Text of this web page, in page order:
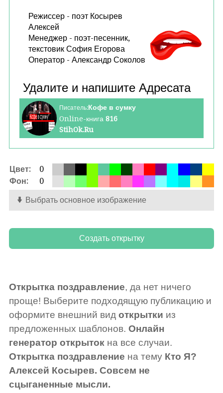
Режиссер - поэт Косырев
Алексей
Менеджер - поэт-песенник,
текстовик София Егорова
Оператор - Александр Соколов
Писатель:Кофе в сумку
Online-книга 816
StihOk.Ru
Цвет:
0
Фон:
0
Выбрать основное изображение
Открытка поздравление, да нет ничего
проще! Выберите подходящую публикацию и
оформите внешний вид открытки из
предложенных шаблонов. Онлайн
генератор открытокна все случаи.
Открытка поздравление на тему Кто Я?
Алексей Косырев. Совсем не
сцыганенные мысли.